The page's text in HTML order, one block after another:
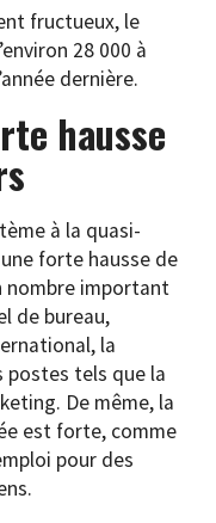
fructueux, le
28 000 à
dernière.
hausse
à la quasi-
forte hausse de
nombre important
de bureau,
la
postes tels que la
De même, la
est forte, comme
pour des